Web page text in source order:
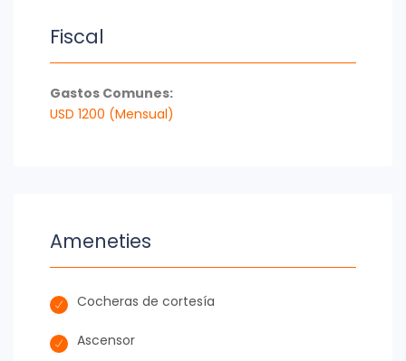
Fiscal
Gastos Comunes:
USD 1200 (Mensual)
Ameneties
Cocheras de cortesía
Ascensor